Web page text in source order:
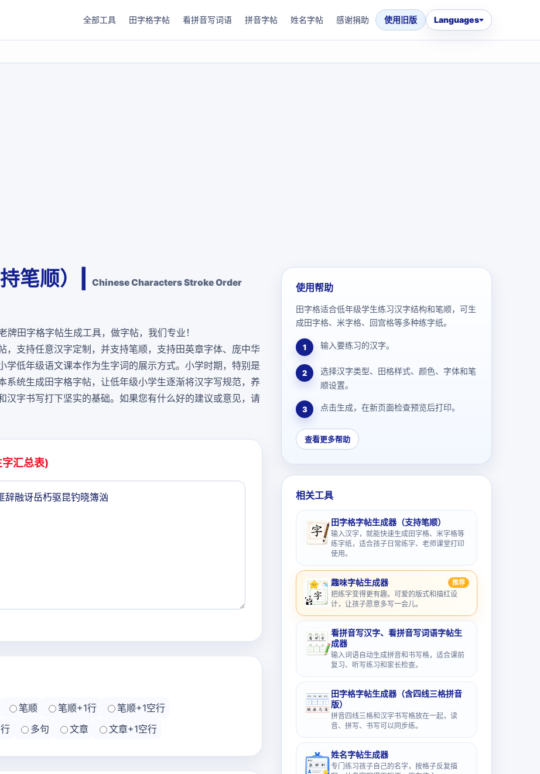
全部工具 田字格字帖 看拼音写词语 拼音字帖 姓名字帖 感谢捐助 使用旧版 Languages
笔顺）| Chinese Characters Stroke Order
田字格字帖生成工具，做字帖，我们专业！
，支持任意汉字定制，并支持笔顺，支持田英章字体、庞中华
学低年级语文课本作为生字词的展示方式。小学时期，特别是
统生成田字格字帖，让低年级小学生逐渐将汉字写规范，养
汉字书写打下坚实的基础。如果您有什么好的建议或意见，请
汇总表)
笔顺 笔顺+1行
笔顺+1空行
多句 文章 文章+1空行
使用帮助
田字格适合低年级学生练习汉字结构和笔顺，可生
成田字格、米字格、回宫格等多种练字纸。
1 输入要练习的汉字。
2
选择汉字类型、田格样式、颜色、字体和笔
顺设置。
3 点击生成，在新页面检查预览后打印。
查看更多帮助
相关工具
田字格字帖生成器（支持笔顺）
输入汉字，就能快速生成田字格、米字格等
练字纸，适合孩子日常练字、老师课堂打印
使用。
趣味字帖生成器 推荐
把练字变得更有趣。可爱的版式和描红设
计，让孩子愿意多写一会儿。
看拼音写汉字、看拼音写词语字帖生
成器
输入词语自动生成拼音和书写格，适合课前
复习、听写练习和家长检查。
田字格字帖生成器（含四线三格拼音
版）
拼音四线三格和汉字书写格放在一起，读
音、拼写、书写可以同步练。
姓名字帖生成器
专门练习孩子自己的名字，按格子反复描